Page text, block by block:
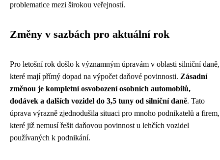
problematice mezi širokou veřejností.
Změny v sazbách pro aktuální rok
Pro letošní rok došlo k významným úpravám v oblasti silniční daně,
které mají přímý dopad na výpočet daňové povinnosti. Zásadní
změnou je kompletní osvobození osobních automobilů,
dodávek a dalších vozidel do 3,5 tuny od silniční daně. Tato
úprava výrazně zjednodušila situaci pro mnoho podnikatelů a firem,
které již nemusí řešit daňovou povinnost u lehčích vozidel
používaných k podnikání.